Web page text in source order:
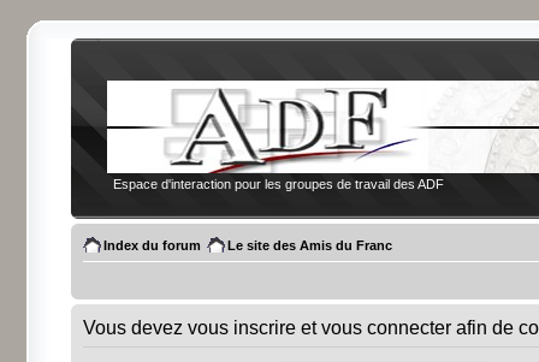
Espace d'interaction pour les groupes de travail des ADF
Index du forum Le site des Amis du Franc
Vous devez vous inscrire et vous connecter afin de